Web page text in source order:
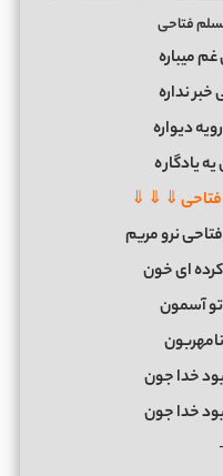
فتاحی
میباره
نداره
دیواره
یادگاره
⇓ ⇓ ⇓
نرو مریم
ای خون
آسمون
خدا جون
خدا جون